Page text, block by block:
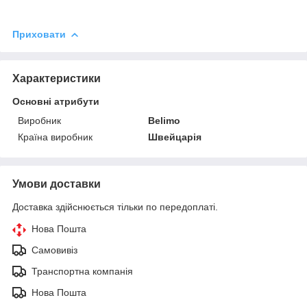
Приховати
Характеристики
Основні атрибути
Виробник
Belimo
Країна виробник
Швейцарія
Умови доставки
Доставка здійснюється тільки по передоплаті.
Нова Пошта
Самовивіз
Транспортна компанія
Нова Пошта